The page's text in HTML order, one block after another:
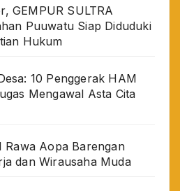
GEMPUR SULTRA
Puuwatu Siap Diduduki
Hukum
10 Penggerak HAM
Mengawal Asta Cita
Rawa Aopa Barengan
dan Wirausaha Muda